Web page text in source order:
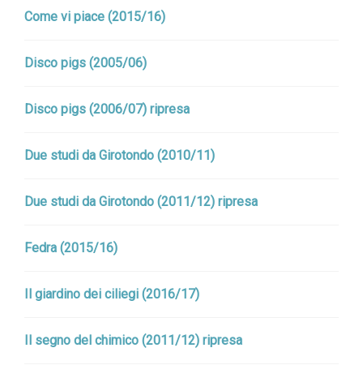
Come vi piace (2015/16)
Disco pigs (2005/06)
Disco pigs (2006/07) ripresa
Due studi da Girotondo (2010/11)
Due studi da Girotondo (2011/12) ripresa
Fedra (2015/16)
Il giardino dei ciliegi (2016/17)
Il segno del chimico (2011/12) ripresa